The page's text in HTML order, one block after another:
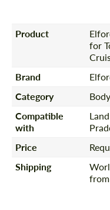
Product
for
Brand
Category
Compatible
with
Price
Shipping